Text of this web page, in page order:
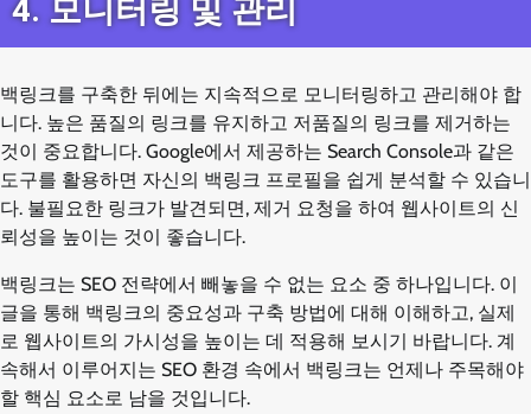
4. 모니터링 및 관리
백링크를 구축한 뒤에는 지속적으로 모니터링하고 관리해야 합
니다. 높은 품질의 링크를 유지하고 저품질의 링크를 제거하는
것이 중요합니다. Google에서 제공하는 Search Console과 같은
도구를 활용하면 자신의 백링크 프로필을 쉽게 분석할 수 있습니
다. 불필요한 링크가 발견되면, 제거 요청을 하여 웹사이트의 신
뢰성을 높이는 것이 좋습니다.
백링크는 SEO 전략에서 빼놓을 수 없는 요소 중 하나입니다. 이
글을 통해 백링크의 중요성과 구축 방법에 대해 이해하고, 실제
로 웹사이트의 가시성을 높이는 데 적용해 보시기 바랍니다. 계
속해서 이루어지는 SEO 환경 속에서 백링크는 언제나 주목해야
할 핵심 요소로 남을 것입니다.